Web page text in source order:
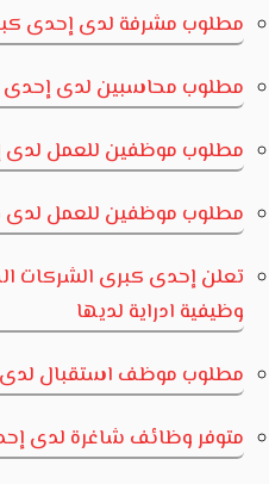
مطلوب مشرفة لدى إحدى
مطلوب محاسبين لدى إحدى
مطلوب موظفين للعمل لدى
مطلوب موظفين للعمل لدى
تعلن إحدى كبرى الشركات
وظيفية ادراية لديها
مطلوب موظف استقبال لدى
متوفر وظائف شاغرة لدى